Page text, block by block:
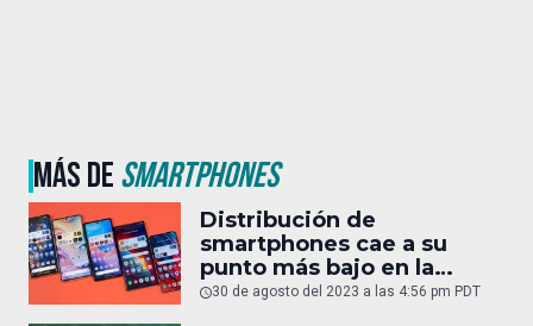
MÁS DESMARTPHONES
Distribución de
smartphones cae a su
punto más bajo en la
última década
30 de agosto del 2023 a las 4:56 pm PDT